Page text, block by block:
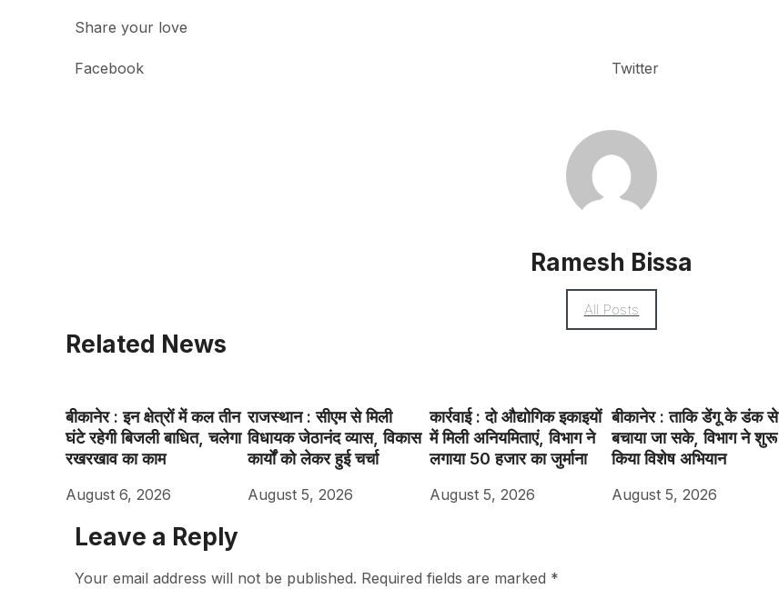
Share your love
Facebook Twitter
Ramesh Bissa
All Posts
Related News
बीकानेर : इन क्षेत्रों में कल तीन
घंटे रहेगी बिजली बाधित, चलेगा
रखरखाव का काम
August 6, 2026
राजस्थान : सीएम से मिली
विधायक जेठानंद व्यास, विकास
कार्यों को लेकर हुई चर्चा
August 5, 2026
कार्रवाई : दो औद्योगिक इकाइयों
में मिली अनियमिताएं, विभाग ने
लगाया 50 हजार का जुर्माना
August 5, 2026
बीकानेर : ताकि डेंगू के डंक से
बचाया जा सके, विभाग ने शुरू
किया विशेष अभियान
August 5, 2026
Leave a Reply
Your email address will not be published. Required fields are marked *